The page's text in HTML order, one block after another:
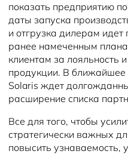
показать предприятию
даты запуска
и отгрузка дилерам
ранее намеченным
клиентам за лояльность
продукции. В ближайшее
Solaris ждет
расширение списка
Все для того, чтобы
стратегически важных
повысить узнаваемость,